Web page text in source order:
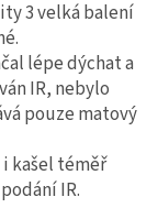
3 velká balení
lépe dýchat a
IR, nebylo
pouze matový
kašel téměř
IR.